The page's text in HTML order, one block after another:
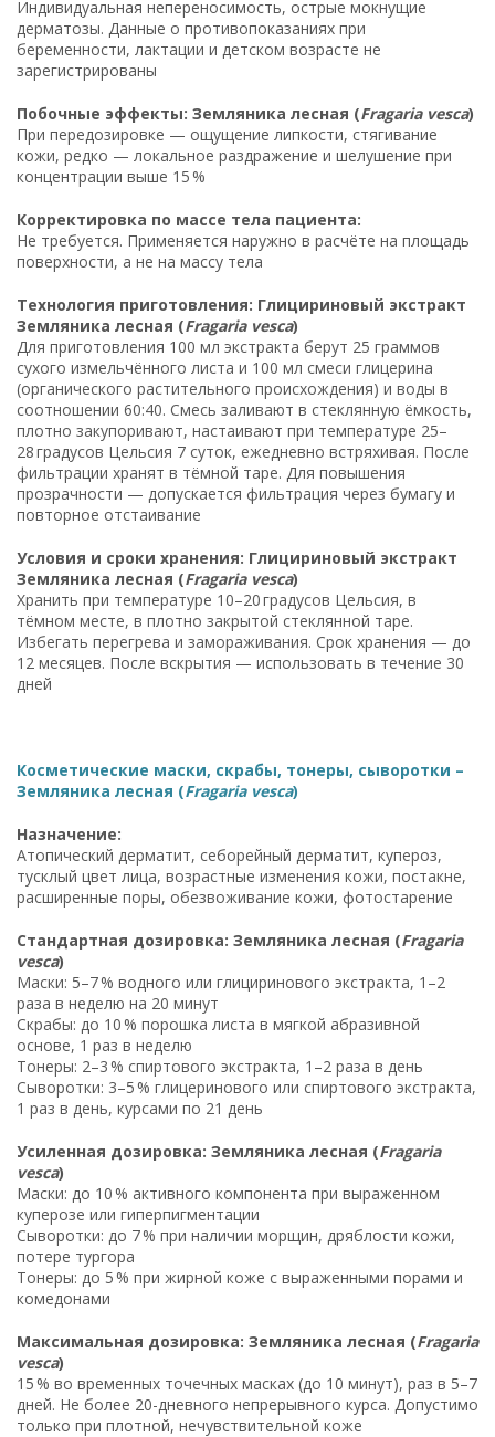
Индивидуальная непереносимость, острые мокнущие
дерматозы. Данные о противопоказаниях при
беременности, лактации и детском возрасте не
зарегистрированы
Побочные эффекты: Земляника лесная (Fragaria vesca)
При передозировке — ощущение липкости, стягивание
кожи, редко — локальное раздражение и шелушение при
концентрации выше 15 %
Корректировка по массе тела пациента:
Не требуется. Применяется наружно в расчёте на площадь
поверхности, а не на массу тела
Технология приготовления: Глицириновый экстракт
Земляника лесная (Fragaria vesca)
Для приготовления 100 мл экстракта берут 25 граммов
сухого измельчённого листа и 100 мл смеси глицерина
(органического растительного происхождения) и воды в
соотношении 60:40. Смесь заливают в стеклянную ёмкость,
плотно закупоривают, настаивают при температуре 25–
28 градусов Цельсия 7 суток, ежедневно встряхивая. После
фильтрации хранят в тёмной таре. Для повышения
прозрачности — допускается фильтрация через бумагу и
повторное отстаивание
Условия и сроки хранения: Глицириновый экстракт
Земляника лесная (Fragaria vesca)
Хранить при температуре 10–20 градусов Цельсия, в
тёмном месте, в плотно закрытой стеклянной таре.
Избегать перегрева и замораживания. Срок хранения — до
12 месяцев. После вскрытия — использовать в течение 30
дней
Косметические маски, скрабы, тонеры, сыворотки –
Земляника лесная (Fragaria vesca)
Назначение:
Атопический дерматит, себорейный дерматит, купероз,
тусклый цвет лица, возрастные изменения кожи, постакне,
расширенные поры, обезвоживание кожи, фотостарение
Стандартная дозировка: Земляника лесная (Fragaria
vesca)
Маски: 5–7 % водного или глициринового экстракта, 1–2
раза в неделю на 20 минут
Скрабы: до 10 % порошка листа в мягкой абразивной
основе, 1 раз в неделю
Тонеры: 2–3 % спиртового экстракта, 1–2 раза в день
Сыворотки: 3–5 % глицеринового или спиртового экстракта,
1 раз в день, курсами по 21 день
Усиленная дозировка: Земляника лесная (Fragaria
vesca)
Маски: до 10 % активного компонента при выраженном
куперозе или гиперпигментации
Сыворотки: до 7 % при наличии морщин, дряблости кожи,
потере тургора
Тонеры: до 5 % при жирной коже с выраженными порами и
комедонами
Максимальная дозировка: Земляника лесная (Fragaria
vesca)
15 % во временных точечных масках (до 10 минут), раз в 5–7
дней. Не более 20-дневного непрерывного курса. Допустимо
только при плотной, нечувствительной коже